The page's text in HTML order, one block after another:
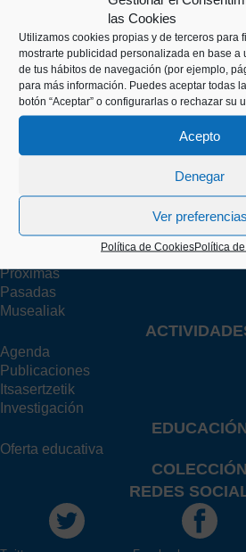
las Cookies
Utilizamos cookies propias y de terceros para
mostrarte publicidad personalizada en base a
de tus hábitos de navegación (por ejemplo,
para más información. Puedes aceptar todas
botón “Aceptar” o configurarlas o rechazar su
Acepto
Denegar
Ver preferencias
Política de CookiesPolítica
info@itsasmuseoa.eus
TU VISITA
Grupos
Profesorado
Próximas
Pasadas
Musealiak
Agenda
Publicaciones
Itsasertzetik
Investigación
Oferta educativa
COLECCIÓN
REDES